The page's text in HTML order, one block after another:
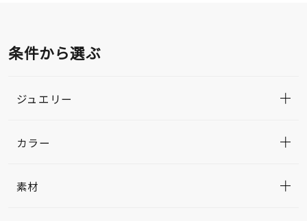
条件から選ぶ
ジュエリー
カラー
素材